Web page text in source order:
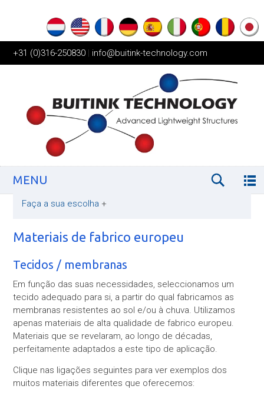
+31 (0)316-250830 | info@buitink-technology.com
MENU
Faça a sua escolha +
Materiais de fabrico europeu
Tecidos / membranas
Em função das suas necessidades, seleccionamos um
tecido adequado para si, a partir do qual fabricamos as
membranas resistentes ao sol e/ou à chuva. Utilizamos
apenas materiais de alta qualidade de fabrico europeu.
Materiais que se revelaram, ao longo de décadas,
perfeitamente adaptados a este tipo de aplicação.
Clique nas ligações seguintes para ver exemplos dos
muitos materiais diferentes que oferecemos: